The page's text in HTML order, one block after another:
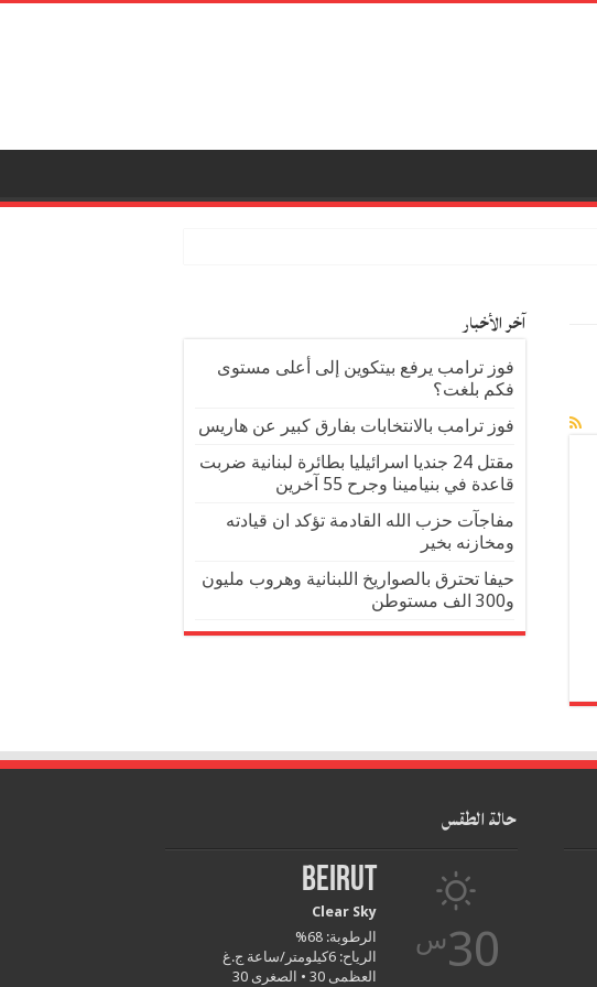
آخر الأخبار
فوز ترامب يرفع بيتكوين إلى أعلى مستوى
فكم بلغت؟
فوز ترامب بالانتخابات بفارق كبير عن هاريس
مقتل 24 جنديا اسرائيليا بطائرة لبنانية ضربت
قاعدة في بنيامينا وجرح 55 آخرين
مفاجآت حزب الله القادمة تؤكد ان قيادته
ومخازنه بخير
حيفا تحترق بالصواريخ اللبنانية وهروب مليون
و300 الف مستوطن
حالة الطقس
30س
Beirut
Clear Sky
الرطوبة: 68%
الرياح: 6كيلومتر/ساعة ج.غ
العظمى 30 • الصغرى 30